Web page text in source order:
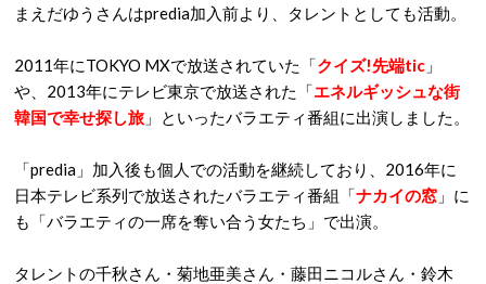
まえだゆうさんはpredia加入前より、タレントとしても活動。
2011年にTOKYO MXで放送されていた「クイズ!先端tic 」
や、2013年にテレビ東京で放送された「エネルギッシュな街
韓国で幸せ探し旅 」といったバラエティ番組に出演しました。
「predia」加入後も個人での活動を継続しており、2016年に
日本テレビ系列で放送されたバラエティ番組「ナカイの窓 」に
も「バラエティの一席を奪い合う女たち」で出演。
タレントの千秋さん・菊地亜美さん・藤田ニコルさん・鈴木